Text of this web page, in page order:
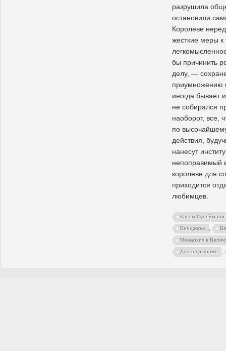
разрушила
остановили
Королеве
жесткие меры
бы причинить
делу, —
приумножению
иногда бывает
не собирался
наоборот, все,
по
действия,
нанесут
непоправимый
королеве для
приходится
любимцев.
Касем Сулеймани
Виндзоры ,
Монархия в
Дональд Трамп ,